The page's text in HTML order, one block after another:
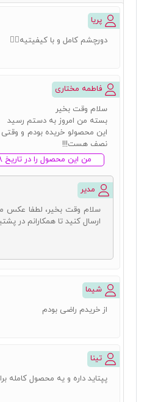
پریا
دورچشم کامل و با کیفیتیه👌🏻
فاطمه مختاری
سلام وقت بخیر
بسته من امروز به دستم رسید
این محصولو خریده بودم و
نصف هست!!!
من این محصول را در تاریخ 1404/01/28 خریده ام
مدیر
سلام وقت بخیر، لطفا عکس
ارسال کنید تا همکارانم در
شیما
از خریدم راضی بودم
تینا
پپتاید داره و یه محصول کامله